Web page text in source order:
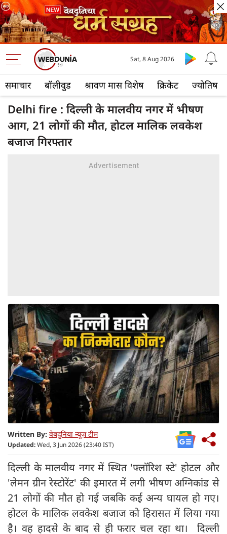
समाचार बॉलीवुड श्रावण मास विशेष क्रिकेट ज्योतिष
Sat, 8 Aug 2026
Delhi fire : दिल्ली के मालवीय नगर में भीषण
आग, 21 लोगों की मौत, होटल मालिक लवकेश
बजाज गिरफ्तार
Written By: वेबदुनिया न्यूज़ टीम
Updated:Wed, 3 Jun 2026 (23:40 IST)
दिल्ली के मालवीय नगर में स्थित 'फ्लॉरिश स्टे' होटल और
'लेमन ग्रीन रेस्टोरेंट' की इमारत में लगी भीषण अग्निकांड से
21 लोगों की मौत हो गई जबकि कई अन्य घायल हो गए।
होटल के मालिक लवकेश बजाज को हिरासत में लिया गया
है। वह हादसे के बाद से ही फरार चल रहा था। दिल्ली